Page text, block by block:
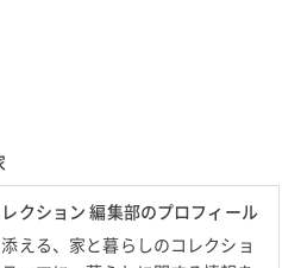
クション 編集部のプロフィール
添える、家と暮らしのコレクショ